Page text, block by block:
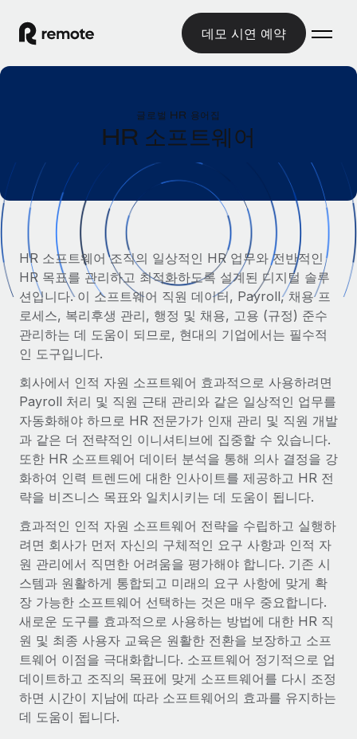
데모 시연 예약
글로벌 고용
글로벌 급여
규정을 준수하며 급여 지급을 손쉽게 처리
기록상 고용주(EOR)
법인 설립 비용 없이 전 세계로 사업을 확장
기록상 계약자
전 세계에서 규정을 준수하며 계약자 고용
계약자 관리
전 세계 계약자의 온보딩 및 관리
PEO
복잡한 고용 업무를 아웃소싱
인프라
Remote 통합
플랫폼
팀을 위한 통합된 핵심 HR 기능
연결
새로운
MCP를 사용하여 모든 AI 도구를 Remote에 연결 가능
통합
핵심 비즈니스 도구로 프로세스를 간소화
서비스
글로벌 서비스 제공
국가별 정보
국가별 글로벌 채용 지원 알아보기
미국 주별 정보
미국 모든 주 전역에서 채용 업무를 간소화
Remote와 다른 솔루션 비교
다른 업체들과 비교해보기
성장 단계
스타트업
성장하는 기업을 위한 민첩한 글로벌 HR 및 급여 솔루션
중견기업
맞춤형 HR 솔루션으로 팀 확장
엔터프라이즈
대기업을 위한 글로벌 HR
REMOTE 파트너 되기
전략적 기술 파트너
플랫폼에 글로벌 HR을 유연하게 통합
파트너 되기
Remote와의 파트너십 기회 탐색
리소스
도구 및 계산기
오분류 리스크 평가 도구
국가별 직원 오분류 리스크 확인
직원 비용 계산기
국가별 총 인건비 계산
글로벌 계약직을 위한 통화 옵션과 지급 소요 시간 확인
REMOTE와 함께 배우기
리서치 및 가이드
사례 연구
HR 용어집
체크리스트 및 템플릿
직무 설명 라이브러리
웨비나
이벤트
뉴스룸
급여 및 인재 인사이트
한국어
English
Nederlands
Français
Deutsch
Español
Italiano
Português (Portugal)
日本語
한국어
中文（简体）
로그인
글로벌 HR 용어집
HR 소프트웨어
HR 소프트웨어 조직의 일상적인 HR 업무와 전반적인
HR 목표를 관리하고 최적화하도록 설계된 디지털 솔루
션입니다. 이 소프트웨어 직원 데이터, Payroll, 채용 프
로세스, 복리후생 관리, 행정 및 채용, 고용 (규정) 준수
관리하는 데 도움이 되므로, 현대의 기업에서는 필수적
인 도구입니다.
회사에서 인적 자원 소프트웨어 효과적으로 사용하려면
Payroll 처리 및 직원 근태 관리와 같은 일상적인 업무를
자동화해야 하므로 HR 전문가가 인재 관리 및 직원 개발
과 같은 더 전략적인 이니셔티브에 집중할 수 있습니다.
또한 HR 소프트웨어 데이터 분석을 통해 의사 결정을 강
화하여 인력 트렌드에 대한 인사이트를 제공하고 HR 전
략을 비즈니스 목표와 일치시키는 데 도움이 됩니다.
효과적인 인적 자원 소프트웨어 전략을 수립하고 실행하
려면 회사가 먼저 자신의 구체적인 요구 사항과 인적 자
원 관리에서 직면한 어려움을 평가해야 합니다. 기존 시
스템과 원활하게 통합되고 미래의 요구 사항에 맞게 확
장 가능한 소프트웨어 선택하는 것은 매우 중요합니다.
새로운 도구를 효과적으로 사용하는 방법에 대한 HR 직
원 및 최종 사용자 교육은 원활한 전환을 보장하고 소프
트웨어 이점을 극대화합니다. 소프트웨어 정기적으로 업
데이트하고 조직의 목표에 맞게 소프트웨어를 다시 조정
하면 시간이 지남에 따라 소프트웨어의 효과를 유지하는
데 도움이 됩니다.